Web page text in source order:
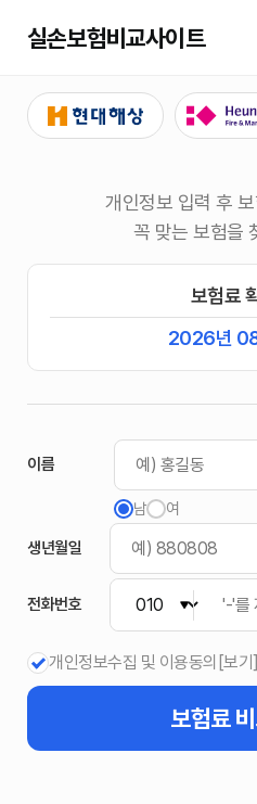
실손보험비교사이트
개인정보 입력 후
꼭 맞는 보험을
보험료
2026년
이름
남 여
생년월일
전화번호
개인정보수집 및 이용동의 [보기]
보험료